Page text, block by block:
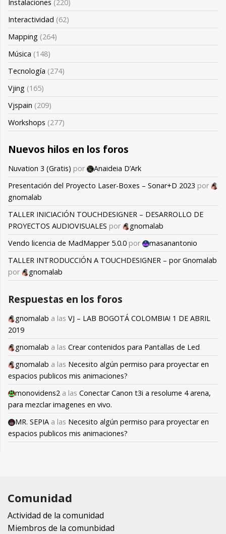
Instalaciones (220)
Interactividad (62)
Mapping (264)
Música (148)
Tecnología (274)
Vjing (165)
Vjspain (209)
Workshops (277)
Nuevos hilos en los foros
Nuvation 3 (Gratis) por
Anaideia D’Ark
Presentación del Proyecto Laser-Boxes – Sonar+D 2023 por
gnomalab
TALLER INICIACIÓN TOUCHDESIGNER – DESARROLLO DE
PROYECTOS AUDIOVISUALES por
gnomalab
Vendo licencia de MadMapper 5.0.0 por
masanantonio
TALLER INTRODUCCIÓN A TOUCHDESIGNER – por Gnomalab
por
gnomalab
Respuestas en los foros
gnomalab a las VJ – LAB BOGOTÁ COLOMBIA! 1 DE ABRIL
2019
gnomalab a las Crear contenidos para Pantallas de Led
gnomalab a las Necesito algún permiso para proyectar en
espacios publicos mis animaciones?
monovidens2 a las Conectar Canon t3i a resolume 4 arena,
para mezclar imagenes en vivo.
MR. SEPIA a las Necesito algún permiso para proyectar en
espacios publicos mis animaciones?
Comunidad
Actividad de la comunidad
Miembros de la comunbidad